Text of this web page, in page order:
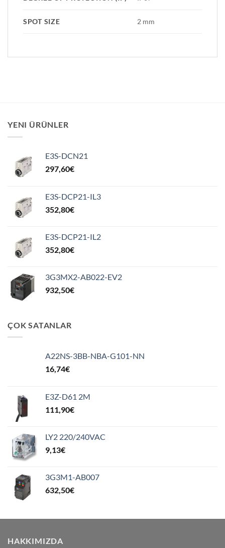
SPOT SIZE 2 mm
YENI ÜRÜNLER
E3S-DCN21
297,60€
E3S-DCP21-IL3
352,80€
E3S-DCP21-IL2
352,80€
3G3MX2-AB022-EV2
932,50€
ÇOK SATANLAR
A22NS-3BB-NBA-G101-NN
16,74€
E3Z-D61 2M
111,90€
LY2 220/240VAC
9,13€
3G3M1-AB007
632,50€
HAKKIMIZDA